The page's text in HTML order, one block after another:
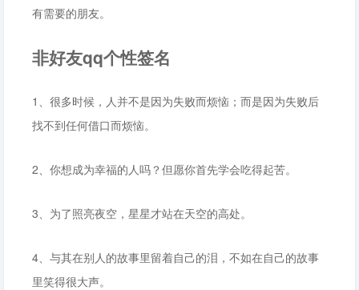
有需要的朋友。
非好友qq个性签名
1、很多时候，人并不是因为失败而烦恼；而是因为失败后
找不到任何借口而烦恼。
2、你想成为幸福的人吗？但愿你首先学会吃得起苦。
3、为了照亮夜空，星星才站在天空的高处。
4、与其在别人的故事里留着自己的泪，不如在自己的故事
里笑得很大声。